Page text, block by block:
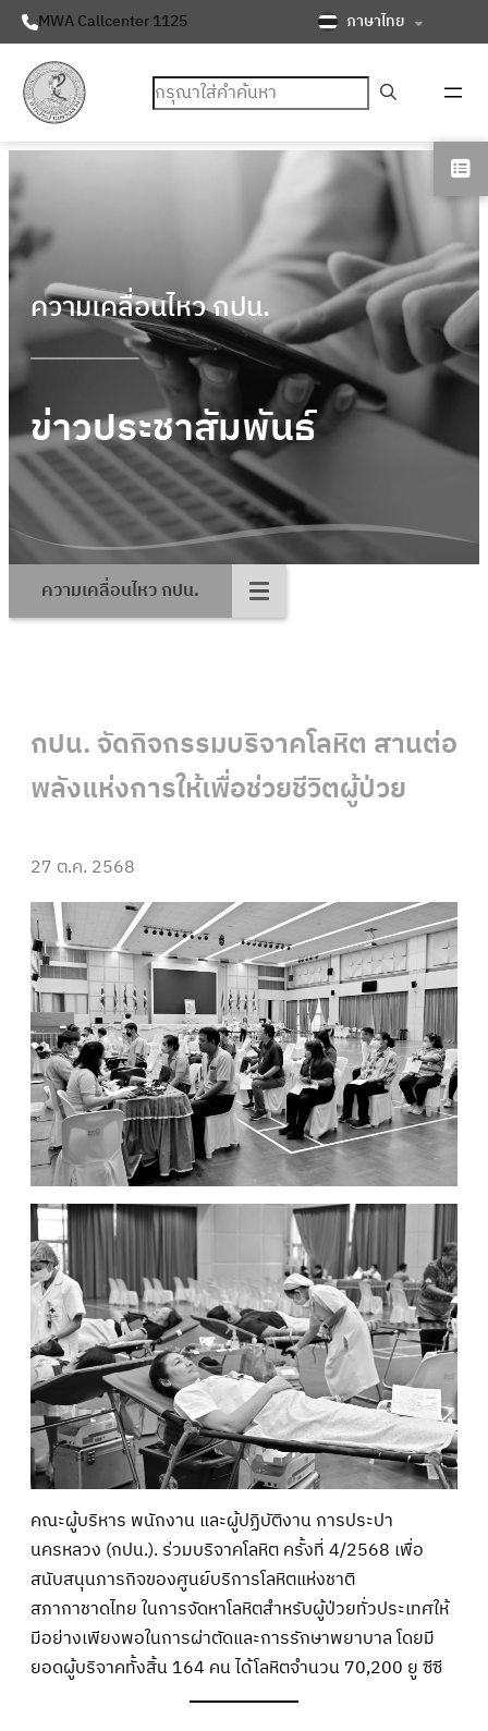
MWA Callcenter 1125 ภาษาไทย
ค้นหา
ความเคลื่อนไหว กปน.
ข่าวประชาสัมพันธ์
ความเคลื่อนไหว กปน.
กปน. จัดกิจกรรมบริจาคโลหิต สานต่อ
พลังแห่งการให้เพื่อช่วยชีวิตผู้ป่วย
27 ต.ค. 2568
คณะผู้บริหาร พนักงาน และผู้ปฏิบัติงาน การประปา
นครหลวง (กปน.). ร่วมบริจาคโลหิต ครั้งที่ 4/2568 เพื่อ
สนับสนุนภารกิจของศูนย์บริการโลหิตแห่งชาติ
สภากาชาดไทย ในการจัดหาโลหิตสำหรับผู้ป่วยทั่วประเทศให้
มีอย่างเพียงพอในการผ่าตัดและการรักษาพยาบาล โดยมี
ยอดผู้บริจาคทั้งสิ้น 164 คน ได้โลหิตจำนวน 70,200 ยู ซีซี